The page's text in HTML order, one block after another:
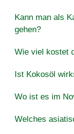
Kann man als
gehen?
Wie viel kostet
Ist Kokosöl
Wo ist es im
Welches